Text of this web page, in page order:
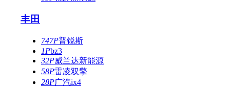
丰田
747P普锐斯
1Pbz3
32P威兰达新能源
58P雷凌双擎
28P广汽ix4